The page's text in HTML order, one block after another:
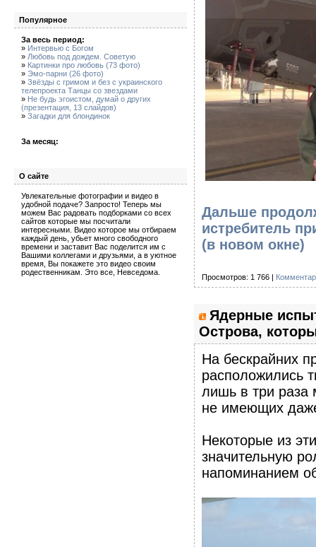
Популярное
За весь период:
» Интервью с Богом
» Любовь под дождем. Советую
» Картинки про любовь (73 фото)
» Эмо-парни (26 фото)
» Звёзды с гримом и без с украинского
телепроекта Танцы со звездами
» Не будь эгоистом, думай о других
(презентация, 13 слайдов)
» Загадки для блондинок
За месяц:
О сайте
Увлекательные фотографии и видео в
удобной подаче? Запросто! Теперь мы
можем Вас радовать подборками со всех
сайтов которые мы посчитали
интересными. Видео которое мы отбираем
каждый день, убьет много свободного
времени и заставит Вас поделится им с
Вашими коллегами и друзьями, а в уютное
время, Вы покажете это видео своим
родественникам. Это все, Невседома.
Дальше
истребитель
(в новом окне)
Просмотров: 1 766 |
Ядерные
Острова,
На бескрайних
расположились
лишь в три раза
не имеющих
Некоторые из
значительную
напоминанием